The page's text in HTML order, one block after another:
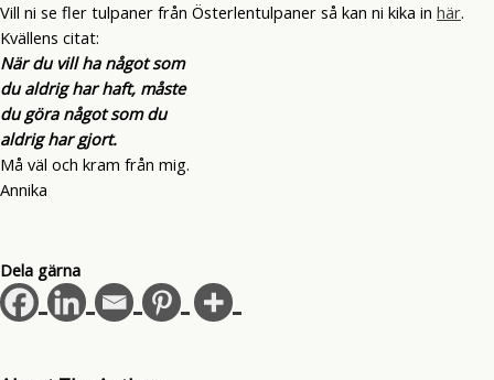
Vill ni se fler tulpaner från Österlentulpaner så kan ni kika in här.
Kvällens citat:
När du vill ha något som
du aldrig har haft, måste
du göra något som du
aldrig har gjort.
Må väl och kram från mig.
Annika
Dela gärna